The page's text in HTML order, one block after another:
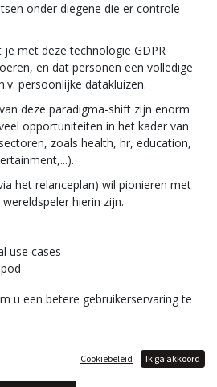
onder diegene die er controle
met deze technologie GDPR
en dat personen een volledige
persoonlijke datakluizen.
deze paradigma-shift zijn enorm
opportuniteiten in het kader van
zoals health, hr, education,
het relanceplan) wil pionieren met
hierin zijn.
use cases
u een betere gebruikerservaring te
Cookiebeleid Ik ga akkoord